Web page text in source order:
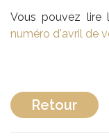
Vous pouvez lire
numéro d'avril de
Retour